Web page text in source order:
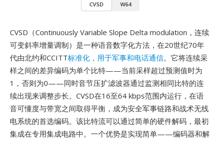
CVSD W64
CVSD（Continuously Variable Slope Delta modulation，连续
可变斜率增量调制）是一种语音数字化方法，在20世纪70年
代由北约和CCITT标准化，用于军事和电话通信。它将连续采
样之间的差异编码为单个比特——当前采样超过预测值时为
1，否则为0——同时音节压扩滤波器通过监测相同比特的连
续出现来调整步长。CVSD在16至64 kbps范围内运行，在语
音可懂度与带宽之间取得平衡，成为安全军事链路和战术无线
电系统的首选编码。该比特流可以通过简单的硬件解码，最初
集成在专用集成电路中。一个优势是实现简单——编码器和解